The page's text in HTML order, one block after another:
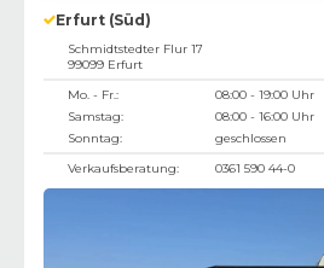
Erfurt (Süd)
Schmidtstedter Flur 17
99099 Erfurt
Mo. - Fr.:
08:00 - 19:00 Uhr
Samstag:
08:00 - 16:00 Uhr
Sonntag:
geschlossen
Verkaufsberatung:
0361 590 44-0